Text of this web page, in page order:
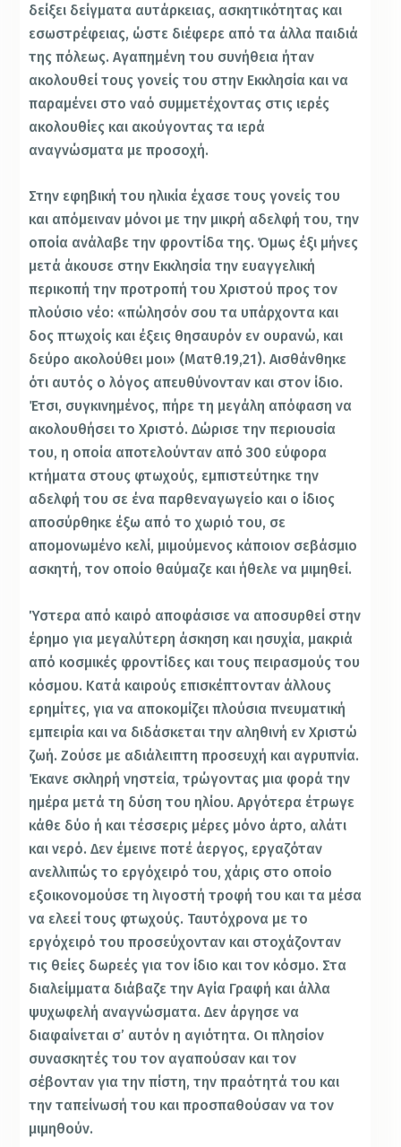
δείξει δείγματα αυτάρκειας, ασκητικότητας και
εσωστρέφειας, ώστε διέφερε από τα άλλα παιδιά
της πόλεως. Αγαπημένη του συνήθεια ήταν
ακολουθεί τους γονείς του στην Εκκλησία και να
παραμένει στο ναό συμμετέχοντας στις ιερές
ακολουθίες και ακούγοντας τα ιερά
αναγνώσματα με προσοχή.
Στην εφηβική του ηλικία έχασε τους γονείς του
και απόμειναν μόνοι με την μικρή αδελφή του, την
οποία ανάλαβε την φροντίδα της. Όμως έξι μήνες
μετά άκουσε στην Εκκλησία την ευαγγελική
περικοπή την προτροπή του Χριστού προς τον
πλούσιο νέο: «πώλησόν σου τα υπάρχοντα και
δος πτωχοίς και έξεις θησαυρόν εν ουρανώ, και
δεύρο ακολούθει μοι» (Ματθ.19,21). Αισθάνθηκε
ότι αυτός ο λόγος απευθύνονταν και στον ίδιο.
Έτσι, συγκινημένος, πήρε τη μεγάλη απόφαση να
ακολουθήσει το Χριστό. Δώρισε την περιουσία
του, η οποία αποτελούνταν από 300 εύφορα
κτήματα στους φτωχούς, εμπιστεύτηκε την
αδελφή του σε ένα παρθεναγωγείο και ο ίδιος
αποσύρθηκε έξω από το χωριό του, σε
απομονωμένο κελί, μιμούμενος κάποιον σεβάσμιο
ασκητή, τον οποίο θαύμαζε και ήθελε να μιμηθεί.
Ύστερα από καιρό αποφάσισε να αποσυρθεί στην
έρημο για μεγαλύτερη άσκηση και ησυχία, μακριά
από κοσμικές φροντίδες και τους πειρασμούς του
κόσμου. Κατά καιρούς επισκέπτονταν άλλους
ερημίτες, για να αποκομίζει πλούσια πνευματική
εμπειρία και να διδάσκεται την αληθινή εν Χριστώ
ζωή. Ζούσε με αδιάλειπτη προσευχή και αγρυπνία.
Έκανε σκληρή νηστεία, τρώγοντας μια φορά την
ημέρα μετά τη δύση του ηλίου. Αργότερα έτρωγε
κάθε δύο ή και τέσσερις μέρες μόνο άρτο, αλάτι
και νερό. Δεν έμεινε ποτέ άεργος, εργαζόταν
ανελλιπώς το εργόχειρό του, χάρις στο οποίο
εξοικονομούσε τη λιγοστή τροφή του και τα μέσα
να ελεεί τους φτωχούς. Ταυτόχρονα με το
εργόχειρό του προσεύχονταν και στοχάζονταν
τις θείες δωρεές για τον ίδιο και τον κόσμο. Στα
διαλείμματα διάβαζε την Αγία Γραφή και άλλα
ψυχωφελή αναγνώσματα. Δεν άργησε να
διαφαίνεται σ’ αυτόν η αγιότητα. Οι πλησίον
συνασκητές του τον αγαπούσαν και τον
σέβονταν για την πίστη, την πραότητά του και
την ταπείνωσή του και προσπαθούσαν να τον
μιμηθούν.